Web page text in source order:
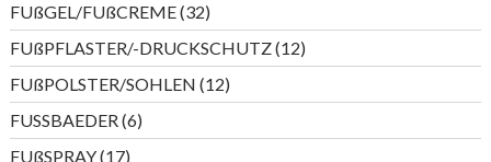
FUßGEL/FUßCREME 3232
Produkte
FUßPFLASTER/-DRUCKSCHUTZ 1212
Produkte
FUßPOLSTER/SOHLEN 1212
Produkte
FUSSBAEDER 66
Produkte
FUßSPRAY 1717